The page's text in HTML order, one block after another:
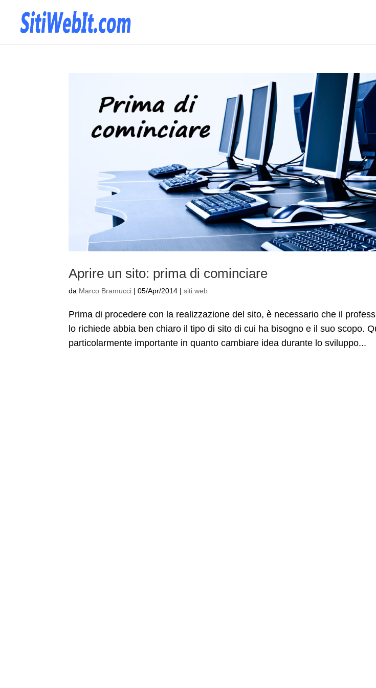
Aprire un sito: prima di cominciare
da Marco Bramucci |05/Apr/2014 |siti web
Prima di procedere con la realizzazione del sito, è necessario che il
lo richiede abbia ben chiaro il tipo di sito di cui ha bisogno e il suo scopo.
particolarmente importante in quanto cambiare idea durante lo sviluppo...